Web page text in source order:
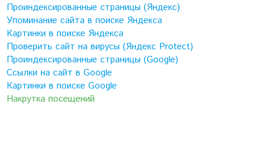
Проиндексированные страницы (Яндекс)
Упоминание сайта в поиске Яндекса
Картинки в поиске Яндекса
Проверить сайт на вирусы (Яндекс Protect)
Проиндексированные страницы (Google)
Ссылки на сайт в Google
Картинки в поиске Google
Накрутка посещений